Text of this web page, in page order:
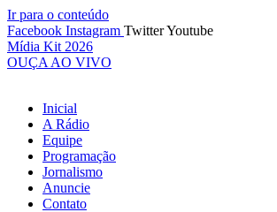
Ir para o conteúdo
Facebook Instagram TwitterYoutube
Mídia Kit 2026
OUÇA AO VIVO
Inicial
A Rádio
Equipe
Programação
Jornalismo
Anuncie
Contato